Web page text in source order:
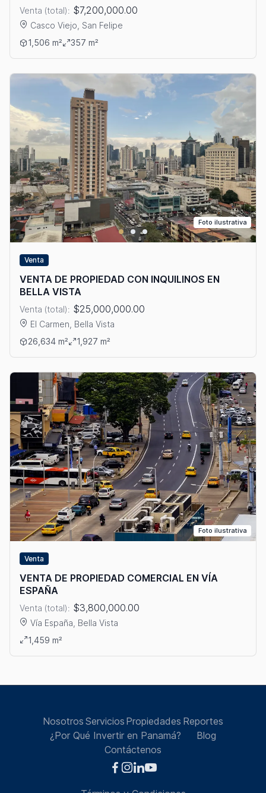
Venta (total): $7,200,000.00
Casco Viejo, San Felipe
Ver detalles: VENTA DE PROPIEDAD RESIDENCIAL CON
1,506 m² 357 m²
Foto ilustrativa
Venta
VENTA DE PROPIEDAD CON INQUILINOS EN
BELLA VISTA
Venta (total): $25,000,000.00
El Carmen, Bella Vista
Ver detalles: VENTA DE PROPIEDAD CON INQUILINOS EN
26,634 m² 1,927 m²
Foto ilustrativa
Venta
VENTA DE PROPIEDAD COMERCIAL EN VÍA
ESPAÑA
Venta (total): $3,800,000.00
Vía España, Bella Vista
Ver detalles: VENTA DE PROPIEDAD COMERCIAL EN VÍA
1,459 m²
Nosotros Servicios Propiedades Reportes
¿Por Qué Invertir en Panamá?
Blog
Contáctenos